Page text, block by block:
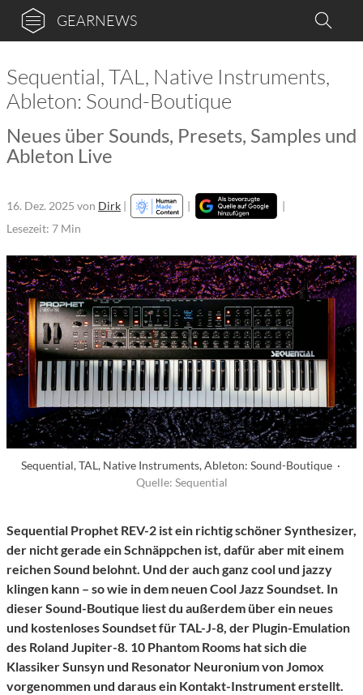
GEARNEWS
Sequential, TAL, Native Instruments,
Ableton: Sound-Boutique
Neues über Sounds, Presets, Samples und
Ableton Live
16. Dez. 2025 von Dirk | |
|
Lesezeit: 7 Min
Sequential, TAL, Native Instruments, Ableton: Sound-Boutique ·
Quelle: Sequential
Sequential Prophet REV-2 ist ein richtig schöner Synthesizer,
der nicht gerade ein Schnäppchen ist, dafür aber mit einem
reichen Sound belohnt. Und der auch ganz cool und jazzy
klingen kann – so wie in dem neuen Cool Jazz Soundset. In
dieser Sound-Boutique liest du außerdem über ein neues
und kostenloses Soundset für TAL-J-8, der Plugin-Emulation
des Roland Jupiter-8. 10 Phantom Rooms hat sich die
Klassiker Sunsyn und Resonator Neuronium von Jomox
vorgenommen und daraus ein Kontakt-Instrument erstellt.